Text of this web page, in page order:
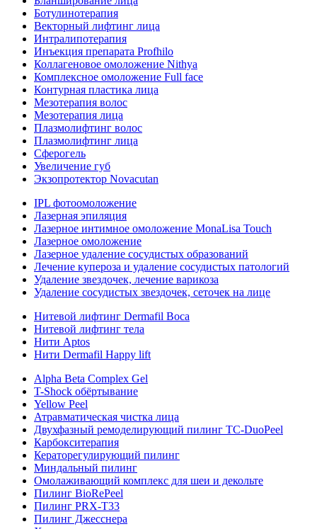
Ботулинотерапия
Векторный лифтинг лица
Интралипотерапия
Инъекция препарата Profhilo
Коллагеновое омоложение Nithya
Комплексное омоложение Full face
Контурная пластика лица
Мезотерапия волос
Мезотерапия лица
Плазмолифтинг волос
Плазмолифтинг лица
Сферогель
Увеличение губ
Экзопротектор Novacutan
IPL фотоомоложение
Лазерная эпиляция
Лазерное интимное омоложение MonaLisa Touch
Лазерное омоложение
Лазерное удаление сосудистых образований
Лечение купероза и удаление сосудистых патологий
Удаление звездочек, лечение варикоза
Удаление сосудистых звездочек, сеточек на лице
Нитевой лифтинг Dermafil Boca
Нитевой лифтинг тела
Нити Aptos
Нити Dermafil Happy lift
Alpha Beta Complex Gel
T-Shock обёртывание
Yellow Peel
Атравматическая чистка лица
Двухфазный ремоделирующий пилинг TC-DuoPeel
Карбокситерапия
Кераторегулирующий пилинг
Миндальный пилинг
Омолаживающий комплекс для шеи и декольте
Пилинг BioRePeel
Пилинг PRX-T33
Пилинг Джесснера